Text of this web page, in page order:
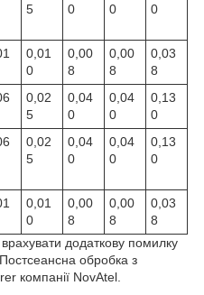
5
0
0
0
0,01
0
0,00
8
0,00
8
0,03
8
0,02
5
0,04
0
0,04
0
0,13
0
0,02
5
0,04
0
0,04
0
0,13
0
0,01
0
0,00
8
0,00
8
0,03
8
додаткову помилку
обробка з
компанії NovAtel.